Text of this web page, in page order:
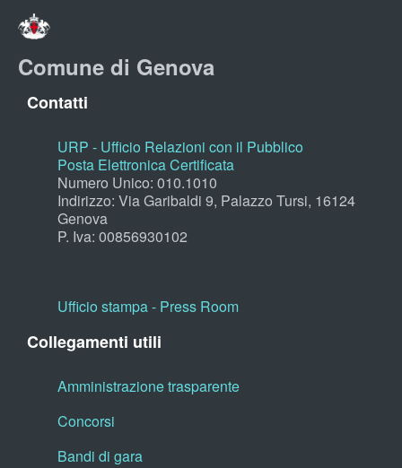
Comune di Genova
Contatti
URP - Ufficio Relazioni con il Pubblico
Posta Elettronica Certificata
Numero Unico: 010.1010
Indirizzo: Via Garibaldi 9, Palazzo Tursi, 16124
Genova
P. Iva: 00856930102
Ufficio stampa - Press Room
Collegamenti utili
Amministrazione trasparente
Concorsi
Bandi di gara